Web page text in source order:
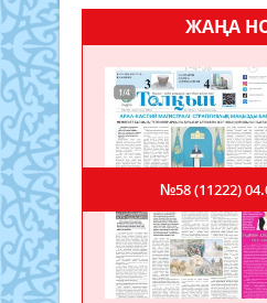
ЖАҢА
№58 (11222)